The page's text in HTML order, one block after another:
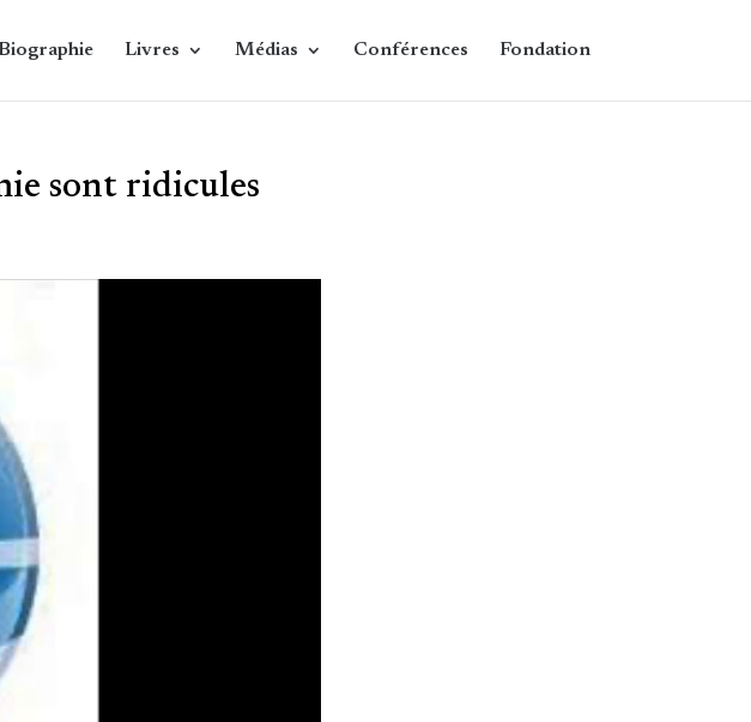
Biographie Livres Médias Conférences Fondation
sont ridicules